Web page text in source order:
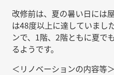
改修前は、夏の暑い日には
は48度以上に達していまし
ンで、1階、2階ともに夏で
るようです。
＜リノベーションの内容等＞